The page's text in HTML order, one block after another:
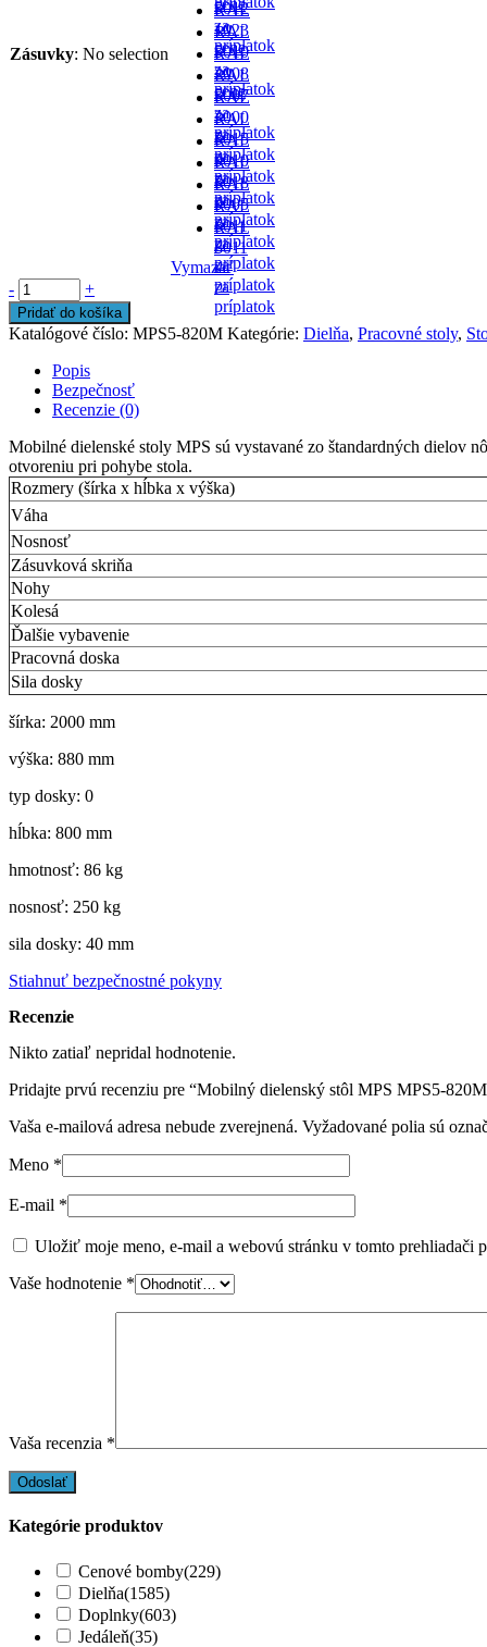
Zásuvky: No selection
cene
-
za
príplatok
5012
- v
cene
RAL
1023
-
za
príplatok
RAL
5010
- v
cene
RAL
2008
-
za
príplatok
RAL
5007
-
za
príplatok
RAL
3000
-
za
príplatok
RAL
5015
-
za
príplatok
RAL
9010
-
za
príplatok
RAL
5018
-
za
príplatok
RAL
9005
-
za
príplatok
RAL
6011
-
za
príplatok
RAL
8011
-
za
príplatok
Vymazať
-
+
Pridať do košíka
Katalógové číslo: MPS5-820M Kategórie: Dielňa, Pracovné stoly,
Popis
Bezpečnosť
Recenzie (0)
Mobilné dielenské stoly MPS sú vystavané zo štandardných dielov
otvoreniu pri pohybe stola.
Rozmery (šírka x hĺbka x výška)
Váha
Nosnosť
Zásuvková skriňa
Nohy
Kolesá
Ďalšie vybavenie
Pracovná doska
Sila dosky
šírka: 2000 mm
výška: 880 mm
typ dosky: 0
hĺbka: 800 mm
hmotnosť: 86 kg
nosnosť: 250 kg
sila dosky: 40 mm
Stiahnuť bezpečnostné pokyny
Recenzie
Nikto zatiaľ nepridal hodnotenie.
Pridajte prvú recenziu pre “Mobilný dielenský stôl MPS MPS5-
Vaša e-mailová adresa nebude zverejnená. Vyžadované polia sú
Meno *
E-mail *
Uložiť moje meno, e-mail a webovú stránku v tomto prehliadači
Vaše hodnotenie *
Vaša recenzia *
Kategórie produktov
Cenové bomby(229)
Dielňa(1585)
Doplnky(603)
Jedáleň(35)